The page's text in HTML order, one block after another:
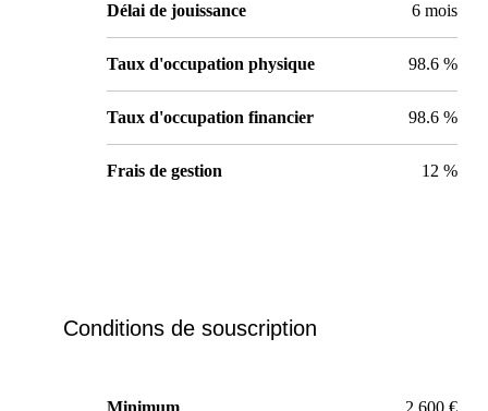
Délai de jouissance 6 mois
Taux d'occupation physique 98.6 %
Taux d'occupation financier 98.6 %
Frais de gestion 12 %
Conditions de souscription
Minimum 2 600 €